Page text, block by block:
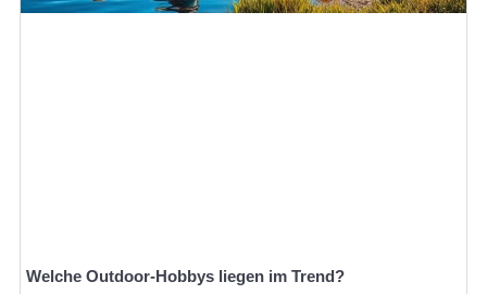
Welche Outdoor-Hobbys liegen im Trend?